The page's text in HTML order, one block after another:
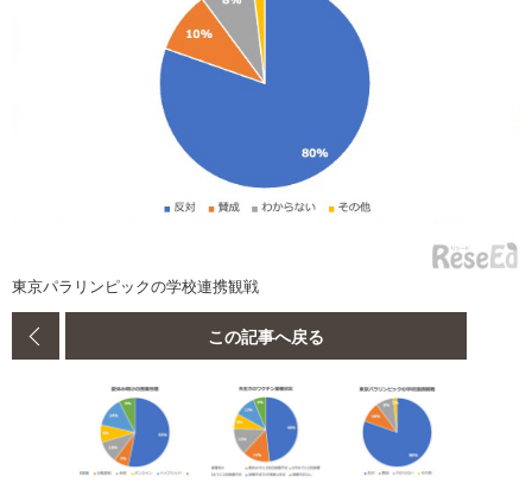
東京パラリンピックの学校連携観戦
この記事へ戻る